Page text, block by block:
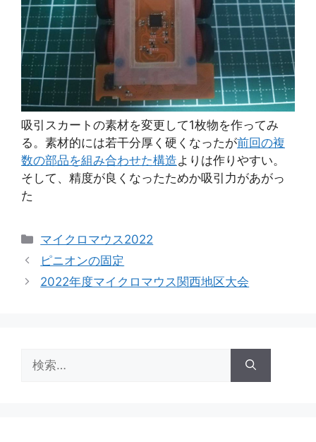
吸引スカートの素材を変更して1枚物を作ってみ
る。素材的には若干分厚く硬くなったが前回の複
数の部品を組み合わせた構造よりは作りやすい。
そして、精度が良くなったためか吸引力があがっ
た
カ
テ
リ
マイクロマウス2022
ピニオンの固定
2022年度マイクロマウス関西地区大会
索: